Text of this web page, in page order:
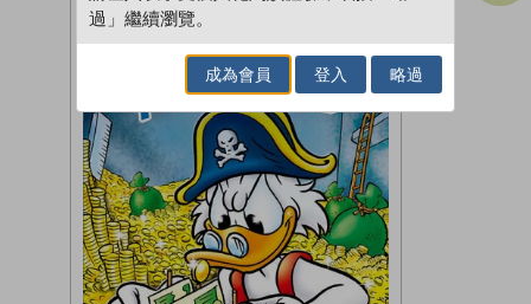
過」繼續瀏覽。
成為會員 登入 略過